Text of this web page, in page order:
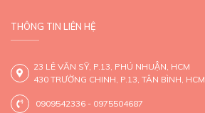
THÔNG TIN LIÊN HỆ
23 LÊ VĂN SỸ, P.13, PHÚ NHUẬN, HCM
430 TRƯỜNG CHINH, P.13, TÂN BÌNH, HCM
0909542336 - 0975504687